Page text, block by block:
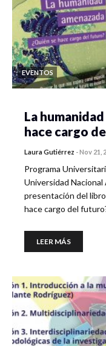
EVENTOS
La
hace cargo
Laura Gutiérrez -Nov 21,
Programa
Universidad
presentación del
hace cargo del
LEER MÁS